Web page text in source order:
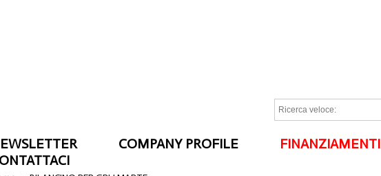
COMPANY PROFILE FINANZIAMENTI